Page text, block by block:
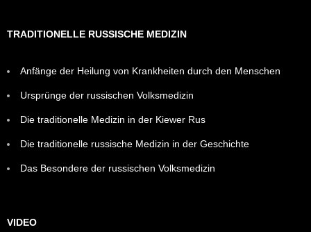
TRADITIONELLE RUSSISCHE MEDIZIN
Anfänge der Heilung von Krankheiten durch den Menschen
Ursprünge der russischen Volksmedizin
Die traditionelle Medizin in der Kiewer Rus
Die traditionelle russische Medizin in der Geschichte
Das Besondere der russischen Volksmedizin
VIDEO